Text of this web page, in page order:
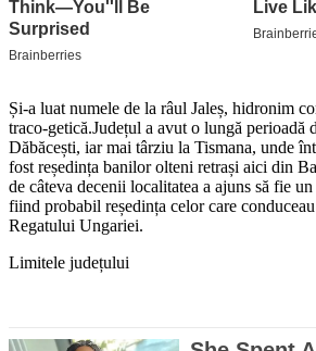
Și-a luat numele de la râul Jaleș, hidronim
traco-getică.Județul a avut o lungă perioadă
Dăbăcești, iar mai târziu la Tismana, unde
fost reședința banilor olteni retrași aici din
de câteva decenii localitatea a ajuns să fie
fiind probabil reședința celor care
Regatului Ungariei.
Limitele județului